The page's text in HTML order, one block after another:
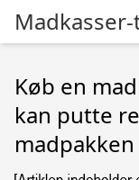
Køb en
kan putte
madpakken